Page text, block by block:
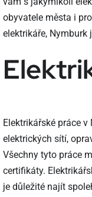
obyvatele města i
elektrikáře,
Elektrikářské práce
elektrických sítí,
Všechny tyto práce
certifikáty.
je důležité najít